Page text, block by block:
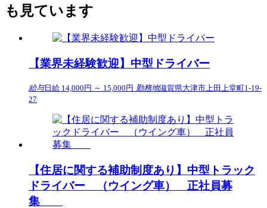
も見ています
【業界未経験歓迎】中型ドライバー
給与日給 14,000円 ～ 15,000円 勤務地滋賀県大津市上田上堂町1-19-
27
【住居に関する補助制度あり】中型トラック
ドライバー （ウイング車） 正社員募
集